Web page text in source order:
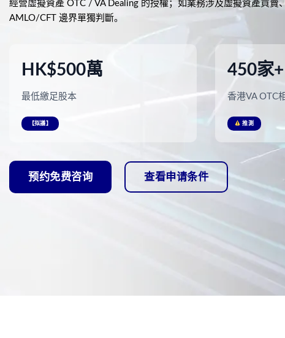
經營虛擬資產 OTC / VA Dealing 的授權；如業務涉及虛擬資產買賣
AMLO/CFT 邊界單獨判斷。
HK$500萬
最低繳足股本
【拟議】
450家+
香港VA OTC
推測
预约免费咨询 查看申请条件